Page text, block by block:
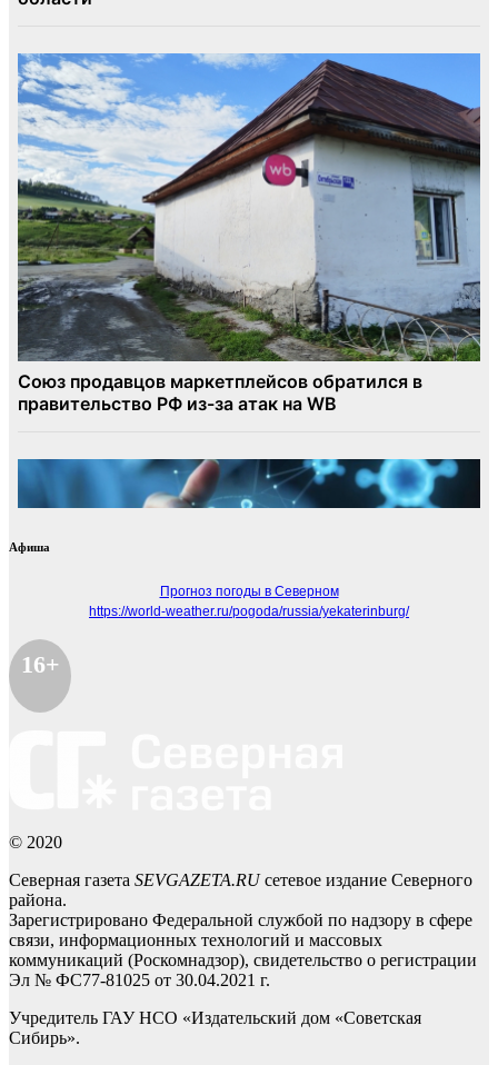
Афиша
Прогноз погоды в Северном
https://world-weather.ru/pogoda/russia/yekaterinburg/
16+
© 2020
Северная газета SEVGAZETA.RUсетевое издание Северного
района.
Зарегистрировано Федеральной службой по надзору в сфере
связи, информационных технологий и массовых
коммуникаций (Роскомнадзор), свидетельство о регистрации
Эл № ФС77-81025 от 30.04.2021 г.
Учредитель ГАУ НСО «Издательский дом «Советская
Сибирь».